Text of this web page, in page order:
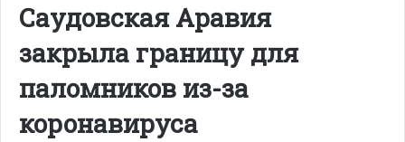
Саудовская Аравия
закрыла границу для
паломников из-за
коронавируса